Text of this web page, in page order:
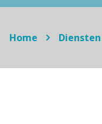
Home Diensten